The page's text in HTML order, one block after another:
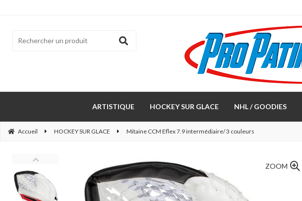
ARTISTIQUE HOCKEY SUR GLACE NHL / GOODIES
Accueil HOCKEY SUR GLACE Mitaine CCM Eflex 7.9 intermédiaire/ 3 couleurs
ZOOM